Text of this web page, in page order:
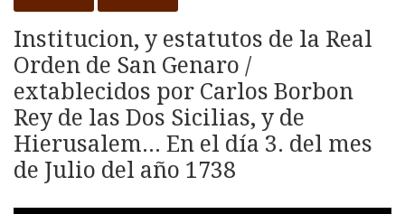
Institucion, y estatutos de la Real
Orden de San Genaro /
extablecidos por Carlos Borbon
Rey de las Dos Sicilias, y de
Hierusalem... En el día 3. del mes
de Julio del año 1738